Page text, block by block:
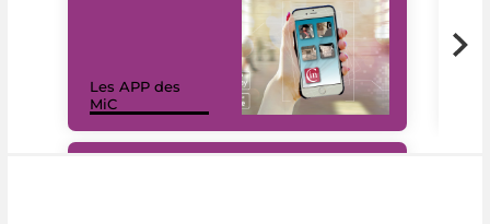
Les APP des
MiC